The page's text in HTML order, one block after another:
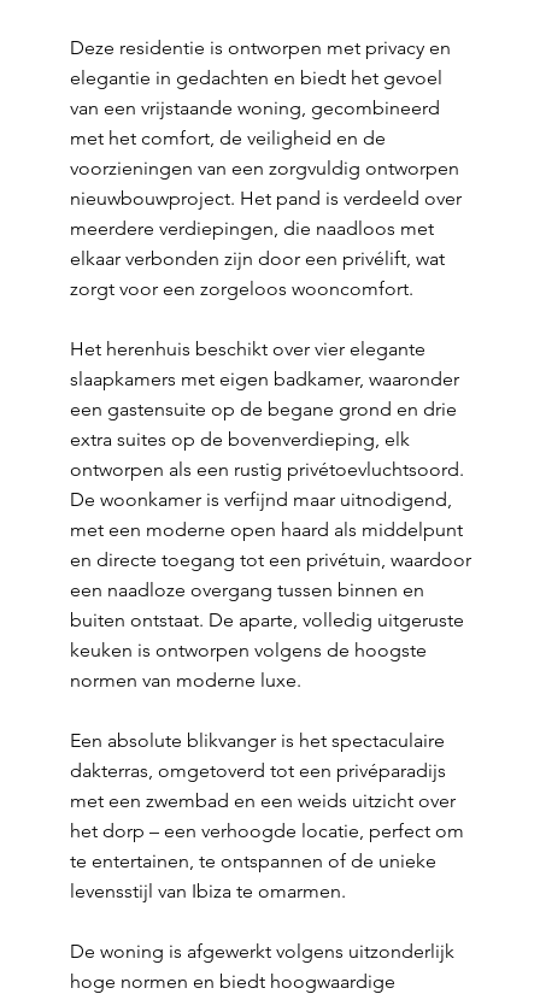
Deze residentie is ontworpen met privacy en
elegantie in gedachten en biedt het gevoel
van een vrijstaande woning, gecombineerd
met het comfort, de veiligheid en de
voorzieningen van een zorgvuldig ontworpen
nieuwbouwproject. Het pand is verdeeld over
meerdere verdiepingen, die naadloos met
elkaar verbonden zijn door een privélift, wat
zorgt voor een zorgeloos wooncomfort.
Het herenhuis beschikt over vier elegante
slaapkamers met eigen badkamer, waaronder
een gastensuite op de begane grond en drie
extra suites op de bovenverdieping, elk
ontworpen als een rustig privétoevluchtsoord.
De woonkamer is verfijnd maar uitnodigend,
met een moderne open haard als middelpunt
en directe toegang tot een privétuin, waardoor
een naadloze overgang tussen binnen en
buiten ontstaat. De aparte, volledig uitgeruste
keuken is ontworpen volgens de hoogste
normen van moderne luxe.
Een absolute blikvanger is het spectaculaire
dakterras, omgetoverd tot een privéparadijs
met een zwembad en een weids uitzicht over
het dorp – een verhoogde locatie, perfect om
te entertainen, te ontspannen of de unieke
levensstijl van Ibiza te omarmen.
De woning is afgewerkt volgens uitzonderlijk
hoge normen en biedt hoogwaardige